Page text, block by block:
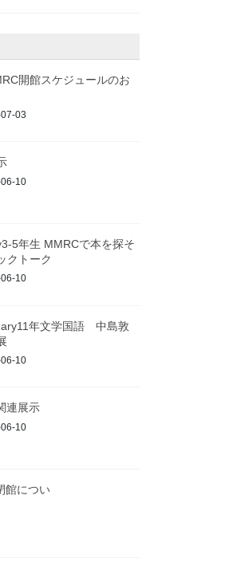
開館スケジュールのお
03
10
5年生 MMRCで本を探そ
クトーク
10
年文学国語 中島敦
10
連展示
10
館につい